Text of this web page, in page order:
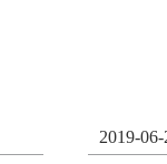
2019-06-